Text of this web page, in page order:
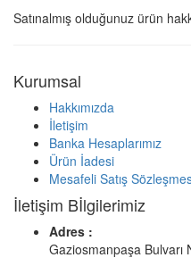
Satınalmış olduğunuz ürün
Kurumsal
Hakkımızda
İletişim
Banka Hesaplarımız
Ürün İadesi
Mesafeli Satış
İletişim Bİlgilerimiz
Adres :
Gaziosmanpaşa